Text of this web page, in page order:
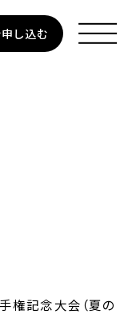
し込む
権記念大会（夏の